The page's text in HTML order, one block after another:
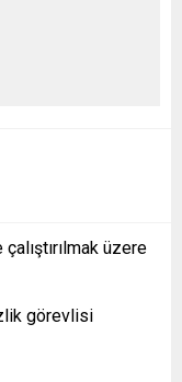
üzere
görevlisi